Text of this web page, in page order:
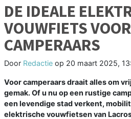
DE IDEALE
VOUWFIETS VOOR
CAMPERAARS
Door Redactie op 20 maart 2025,
Voor camperaars draait alles om
gemak. Of u nu op een rustige
een levendige stad verkent,
elektrische vouwfietsen van